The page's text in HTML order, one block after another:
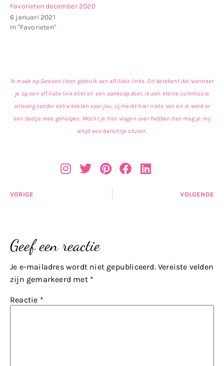
Favorieten december 2020
6 januari 2021
In "Favorieten"
Ik maak op Gewoon Iloon gebruik van affiliate links. Dit betekent dat wanneer
je op een affiliate link klikt en een aankoop doet, ik een kleine commissie
ontvang zonder extra kosten voor jou. Jij merkt hier niets van en ik word er
een beetje mee geholpen. Mocht je hier vragen over hebben dan mag je mij
altijd een berichtje sturen.
VORIGE VOLGENDE
Geef een reactie
Je e-mailadres wordt niet gepubliceerd. Vereiste velden
zijn gemarkeerd met *
Reactie *